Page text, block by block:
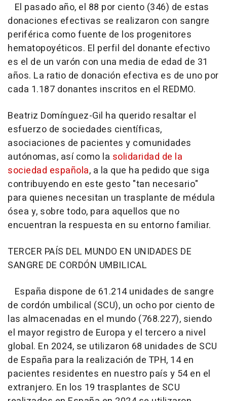
El pasado año, el 88 por ciento (346) de estas
donaciones efectivas se realizaron con sangre
periférica como fuente de los progenitores
hematopoyéticos. El perfil del donante efectivo
es el de un varón con una media de edad de 31
años. La ratio de donación efectiva es de uno por
cada 1.187 donantes inscritos en el REDMO.
Beatriz Domínguez-Gil ha querido resaltar el
esfuerzo de sociedades científicas,
asociaciones de pacientes y comunidades
autónomas, así como la solidaridad de la
sociedad española, a la que ha pedido que siga
contribuyendo en este gesto "tan necesario"
para quienes necesitan un trasplante de médula
ósea y, sobre todo, para aquellos que no
encuentran la respuesta en su entorno familiar.
TERCER PAÍS DEL MUNDO EN UNIDADES DE
SANGRE DE CORDÓN UMBILICAL
España dispone de 61.214 unidades de sangre
de cordón umbilical (SCU), un ocho por ciento de
las almacenadas en el mundo (768.227), siendo
el mayor registro de Europa y el tercero a nivel
global. En 2024, se utilizaron 68 unidades de SCU
de España para la realización de TPH, 14 en
pacientes residentes en nuestro país y 54 en el
extranjero. En los 19 trasplantes de SCU